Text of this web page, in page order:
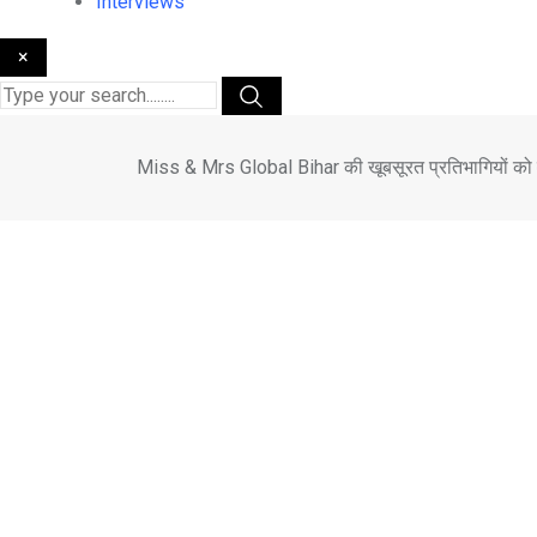
×
Miss & Mrs Global Bihar की खूबसूरत प्रतिभागियों को